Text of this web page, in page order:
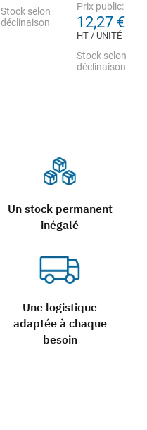
Un stock permanent
inégalé
Une logistique
adaptée à chaque
besoin
Stock selon
déclinaison
Prix public:
12,27 €
HT / UNITÉ
Stock selon
déclinaison